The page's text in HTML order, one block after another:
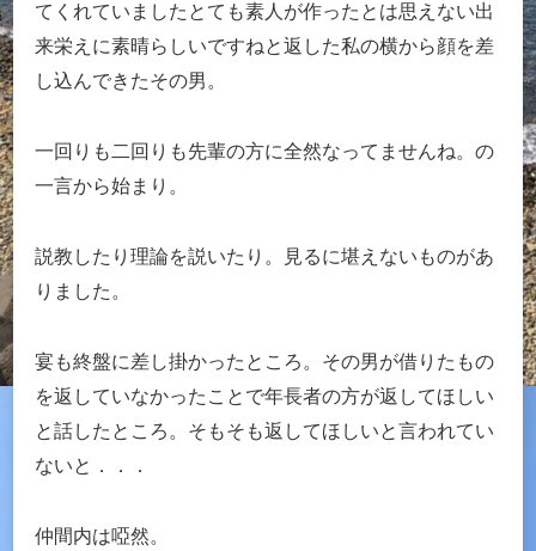
てくれていましたとても素人が作ったとは思えない出
来栄えに素晴らしいですねと返した私の横から顔を差
し込んできたその男。
一回りも二回りも先輩の方に全然なってませんね。の
一言から始まり。
説教したり理論を説いたり。見るに堪えないものがあ
りました。
宴も終盤に差し掛かったところ。その男が借りたもの
を返していなかったことで年長者の方が返してほしい
と話したところ。そもそも返してほしいと言われてい
ないと．．．
仲間内は啞然。